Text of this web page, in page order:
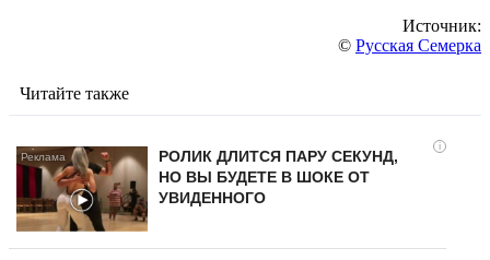
Источник:
© Русская Семерка
Читайте также
i
РОЛИК ДЛИТСЯ ПАРУ СЕКУНД,
НО ВЫ БУДЕТЕ В ШОКЕ ОТ
УВИДЕННОГО